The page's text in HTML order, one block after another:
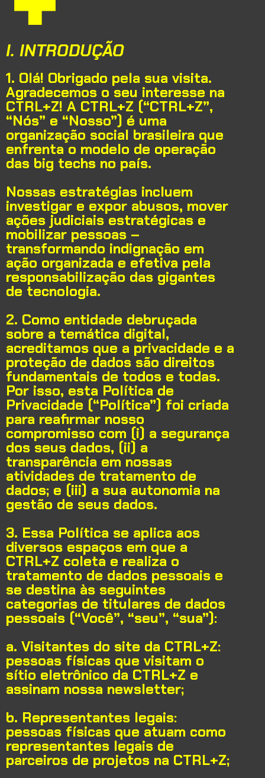
I. INTRODUÇÃO
1. Olá! Obrigado pela sua visita.
Agradecemos o seu interesse na
CTRL+Z! A CTRL+Z (“CTRL+Z”,
“Nós” e “Nosso”) é uma
organização social brasileira que
enfrenta o modelo de operação
das big techs no país.
Nossas estratégias incluem
investigar e expor abusos, mover
ações judiciais estratégicas e
mobilizar pessoas –
transformando indignação em
ação organizada e efetiva pela
responsabilização das gigantes
de tecnologia.
2. Como entidade debruçada
sobre a temática digital,
acreditamos que a privacidade e a
proteção de dados são direitos
fundamentais de todos e todas.
Por isso, esta Política de
Privacidade (“Política”) foi criada
para reafirmar nosso
compromisso com (i) a segurança
dos seus dados, (ii) a
transparência em nossas
atividades de tratamento de
dados; e (iii) a sua autonomia na
gestão de seus dados.
3. Essa Política se aplica aos
diversos espaços em que a
CTRL+Z coleta e realiza o
tratamento de dados pessoais e
se destina às seguintes
categorias de titulares de dados
pessoais (“Você”, “seu”, “sua”):
a. Visitantes do site da CTRL+Z:
pessoas físicas que visitam o
sítio eletrônico da CTRL+Z e
assinam nossa newsletter;
b. Representantes legais:
pessoas físicas que atuam como
representantes legais de
parceiros de projetos na CTRL+Z;